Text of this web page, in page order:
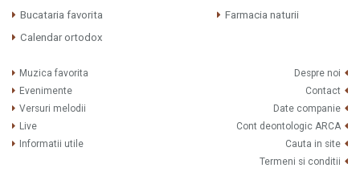
Bucataria favorita
Farmacia naturii
Calendar ortodox
Muzica favorita
Evenimente
Versuri melodii
Live
Informatii utile
Despre noi
Contact
Date companie
Cont deontologic ARCA
Cauta in site
Termeni si conditii